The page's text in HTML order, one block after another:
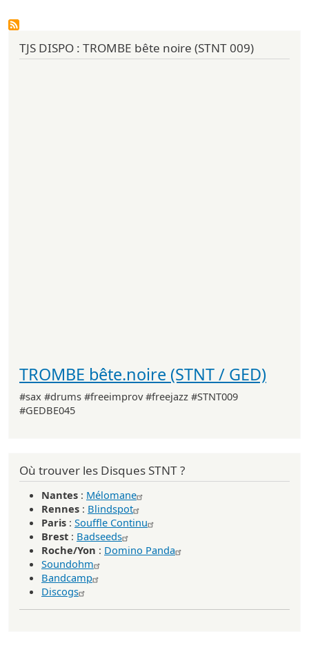
TJS DISPO : TROMBE bête noire (STNT 009)
TROMBE bête.noire (STNT / GED)
#sax #drums #freeimprov #freejazz #STNT009
#GEDBE045
Où trouver les Disques STNT ?
Nantes : Mélomane
Rennes : Blindspot
Paris : Souffle Continu
Brest : Badseeds
Roche/Yon : Domino Panda
Soundohm
Bandcamp
Discogs